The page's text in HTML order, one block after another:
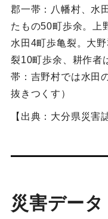
郡一帯：八幡村、水
たもの50町歩余。上
水田4町歩亀裂。大
裂10町歩余、耕作者
帯：吉野村では水田
抜きつくす）
【出典：大分県災害
災害データ